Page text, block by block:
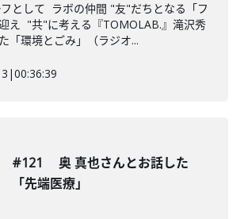
として ラボの仲間 "友"だちとなる「フ
え "共"に考える『TOMOLAB.』滝沢秀
「環境とごみ」（ラジオ...
|00:36:39
#121 奥 真也さんとお話した
「先端医療」